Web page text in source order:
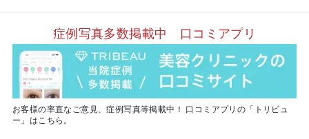
症例写真多数掲載中 口コミアプリ
お客様の率直なご意見、症例写真等掲載中！ 口コミアプリの「トリビュ
ー」はこちら。